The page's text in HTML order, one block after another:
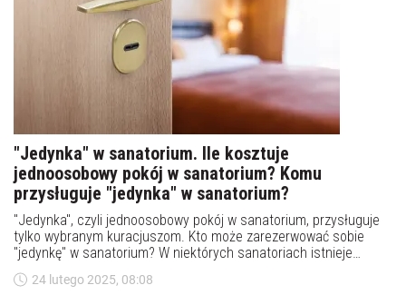
"Jedynka" w sanatorium. Ile kosztuje
jednoosobowy pokój w sanatorium? Komu
przysługuje "jedynka" w sanatorium?
"Jedynka", czyli jednoosobowy pokój w sanatorium, przysługuje
tylko wybranym kuracjuszom. Kto może zarezerwować sobie
"jedynkę" w sanatorium? W niektórych sanatoriach istnieje
możliwość dopłaty za jednoosobowy pokój. Ile trzeba dopłacić?
Jaka to kwota?
24 lutego 2025, 08:08